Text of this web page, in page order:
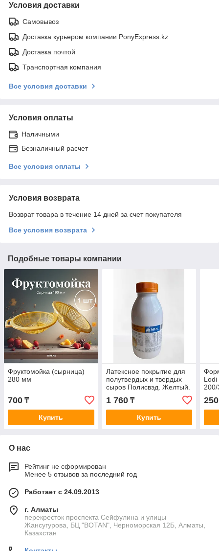
Условия доставки
Самовывоз
Доставка курьером компании PonyExpress.kz
Доставка почтой
Транспортная компания
Все условия доставки
Условия оплаты
Наличными
Безналичный расчет
Все условия оплаты
Условия возврата
Возврат товара в течение 14 дней за счет покупателя
Все условия возврата
Подобные товары компании
Фруктомойка (сырница)
280 мм
700 ₸
Купить
Латексное покрытие для
полутвердых и твердых
сыров Полисвэд. Желтый.
1 760₸
Купить
200/
250
О нас
Рейтинг не сформирован
Менее 5 отзывов за последний год
Работает с 24.09.2013
г. Алматы
перекресток проспекта Сейфулина и улицы
Жансугурова, БЦ "BOTAN", Черноморская 12Б, Алматы,
Казахстан